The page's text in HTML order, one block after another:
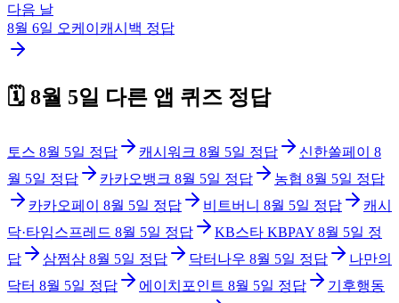
다음 날
8월 6일 오케이캐시백 정답
🗓️ 8월 5일 다른 앱 퀴즈 정답
토스 8월 5일 정답 캐시워크 8월 5일 정답 신한쏠페이
8
월 5일 정답 카카오뱅크 8월 5일 정답 농협 8월 5일 정답
카카오페이
8월 5일 정답 비트버니 8월 5일 정답
캐시
닥·타임스프레드 8월 5일 정답 KB스타 KBPAY 8월 5일 정
답
삼쩜삼 8월 5일 정답 닥터나우 8월 5일 정답
나만의
닥터 8월 5일 정답 에이치포인트 8월 5일 정답
기후행동